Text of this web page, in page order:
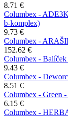
8.71 €
Columbex -
b-komplex)
9.73 €
Columbex -
152.62 €
Columbex -
9.43 €
Columbex -
8.51 €
Columbex - Green
6.15 €
Columbex -